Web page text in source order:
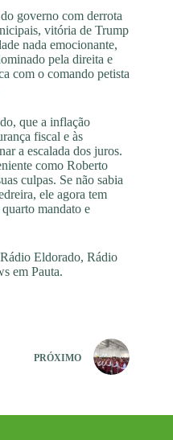
governo com derrota
vitória de Trump
nada emocionante,
pela direita e
com o comando petista
que a inflação
fiscal e às
a escalada dos juros.
como Roberto
culpas. Se não sabia
ele agora tem
mandato e
Eldorado, Rádio
em Pauta.
PRÓXIMO